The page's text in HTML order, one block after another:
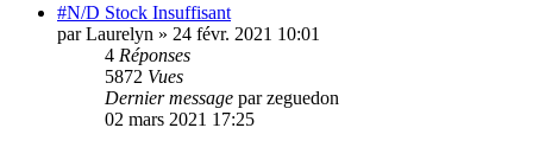
#N/D Stock Insuffisant
parLaurelyn » 24 févr. 2021 10:01
4 Réponses
5872 Vues
Dernier message parzeguedon
02 mars 2021 17:25